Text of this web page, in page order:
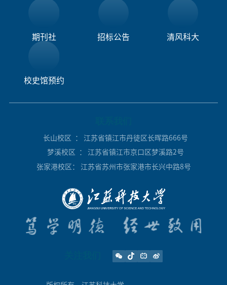
期刊社 招标公告 清风科大
校史馆预约
长山校区 ： 江苏省镇江市丹徒区长晖路666号
梦溪校区 ： 江苏省镇江市京口区梦溪路2号
张家港校区 ： 江苏省苏州市张家港市长兴中路8号